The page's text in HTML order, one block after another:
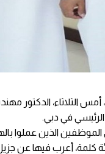
الثلاثاء، الدكتور
الرئيسي في دبي.
الذين عملوا
كلمة، أعرب فيها عن